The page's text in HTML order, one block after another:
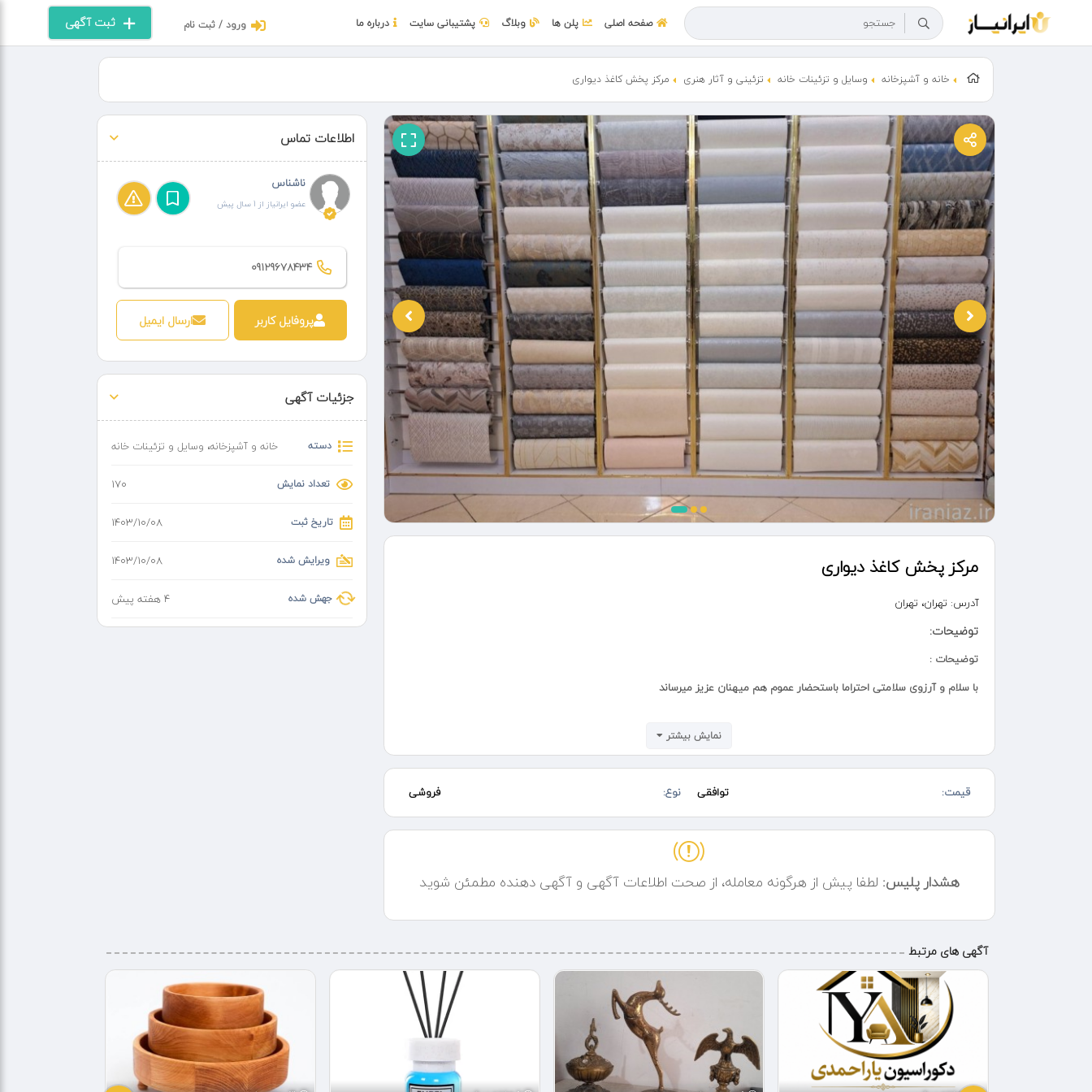
ثبت آگهی ورود / ثبت نام صفحه اصلی پلن ها وبلاگ پشتیبانی سایت درباره ما
خانه و آشپزخانه وسایل و تزئینات خانه تزئینی و آثار هنری مرکز پخش کاغذ دیواری
مرکز پخش کاغذ دیواری
آدرس: تهران، تهران
توضیحات:
توضیحات :
با سلام و آرزوی سلامتی احتراما باستحضار عموم هم میهنان عزیز میرساند
فروش بصورت حضوری و غیر حضوری تحویل فوری و ۲۴ ساعته
ارسال به سراسر کشور از طریق باربری و تیپاکس
اعطای نمایندگی فروشگاه به همکاران عزیز در شهرهای مختلف آدرس اسلام شهر انتهای خیابان محمدیه خیابان ابوترابی نرسیده به
اسلام شهر
هشتگرد قدیم
نمایش بیشتر
قیمت: توافقی نوع: فروشی
هشدار پلیس: لطفا پیش از هرگونه معامله، از صحت اطلاعات آگهی و آگهی دهنده مطمئن شوید
اطلاعات تماس
ناشناس
عضو ایرانیاز از 1 سال پیش
09129678434
پروفایل کاربر ارسال ایمیل
جزئیات آگهی
دسته خانه و آشپزخانه، وسایل و تزئینات خانه
تعداد نمایش 170
تاریخ ثبت ۱۴۰۳/۱۰/۰۸
ویرایش شده ۱۴۰۳/۱۰/۰۸
جهش شده 4 هفته پیش
آگهی های مرتبط